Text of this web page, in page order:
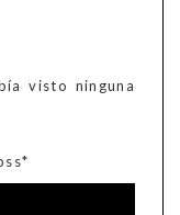
visto ninguna